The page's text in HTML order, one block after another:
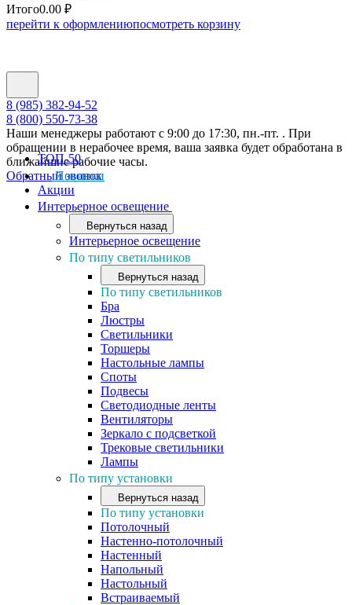
Итого0.00 ₽
перейти к оформлениюпосмотреть корзину
8 (985) 382-94-52
8 (800) 550-73-38
Наши менеджеры работают с 9:00 до 17:30, пн.-пт. . При
обращении в нерабочее время, ваша заявка будет обработана в
ближайшие рабочие часы.
Обратный звонок
ТОП-50
Новинки
Акции
Интерьерное освещение
Вернуться назад
Интерьерное освещение
По типу светильников
Вернуться назад
По типу светильников
Бра
Люстры
Светильники
Торшеры
Настольные лампы
Споты
Подвесы
Светодиодные ленты
Вентиляторы
Зеркало с подсветкой
Трековые светильники
Лампы
По типу установки
Вернуться назад
По типу установки
Потолочный
Настенно-потолочный
Настенный
Напольный
Настольный
Встраиваемый